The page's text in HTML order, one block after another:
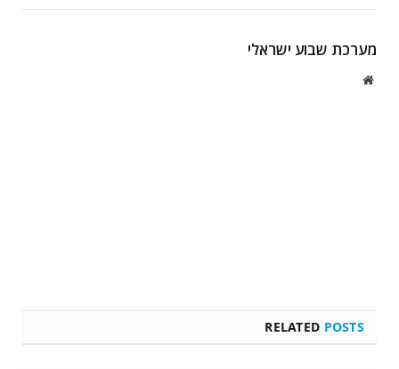
מערכת שבוע ישראלי
Website
RELATED POSTS